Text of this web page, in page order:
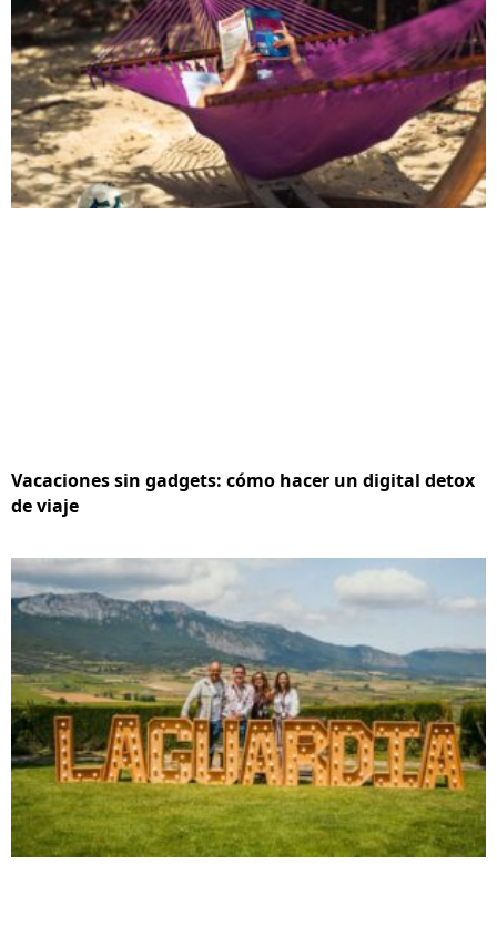
Vacaciones sin gadgets: cómo hacer un digital detox
de viaje